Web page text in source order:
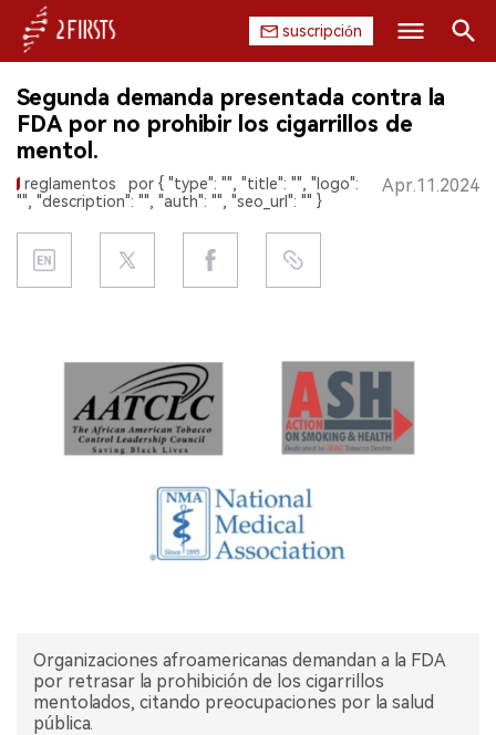
suscripción
INICIO
EMPRESA
REGULACIÓN
EXPOSICIÓN
Buscar
Segunda demanda presentada contra la
FDA por no prohibir los cigarrillos de
mentol.
reglamentos
por { "type": "", "title": "", "logo":
"", "description": "", "auth": "", "seo_url": "" }
Apr.11.2024
Organizaciones afroamericanas demandan a la FDA
por retrasar la prohibición de los cigarrillos
mentolados, citando preocupaciones por la salud
pública.